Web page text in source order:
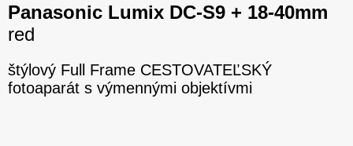
Panasonic Lumix DC-S9 + 18-40mm
red
štýlový Full Frame CESTOVATEĽSKÝ
fotoaparát s výmennými objektívmi